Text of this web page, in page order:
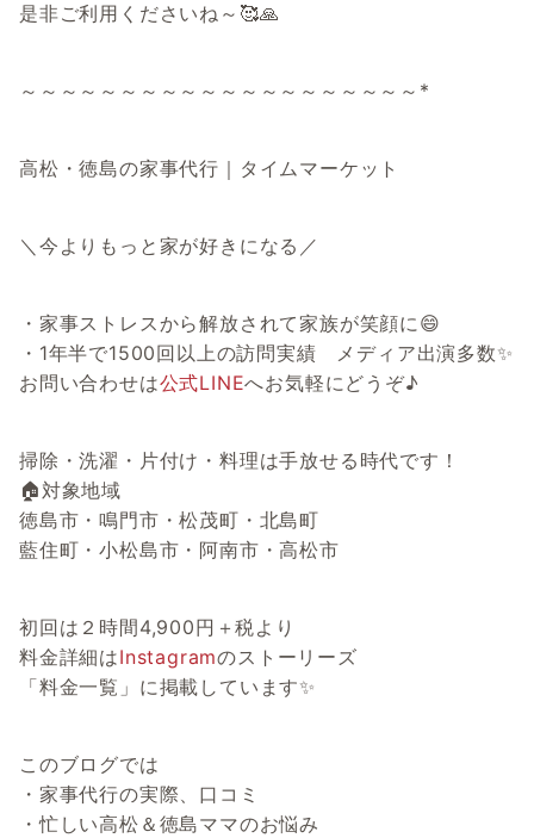
是非ご利用くださいね～🥰🙏
～～～～～～～～～～～～～～～～～～～～*
高松・徳島の家事代行｜タイムマーケット
＼今よりもっと家が好きになる／
・家事ストレスから解放されて家族が笑顔に😄
・1年半で1500回以上の訪問実績 メディア出演多数✨
お問い合わせは公式LINEへお気軽にどうぞ♪
掃除・洗濯・片付け・料理は手放せる時代です！
🏠対象地域
徳島市・鳴門市・松茂町・北島町
藍住町・小松島市・阿南市・高松市
初回は２時間4,900円＋税より
料金詳細はInstagramのストーリーズ
「料金一覧」に掲載しています✨
このブログでは
・家事代行の実際、口コミ
・忙しい高松＆徳島ママのお悩み